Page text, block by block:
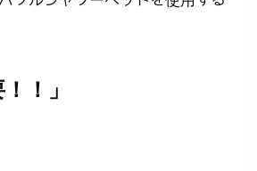
！」